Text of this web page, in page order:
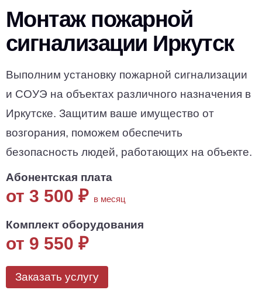
Монтаж пожарной
сигнализации Иркутск
Выполним установку пожарной сигнализации
и СОУЭ на объектах различного назначения в
Иркутске. Защитим ваше имущество от
возгорания, поможем обеспечить
безопасность людей, работающих на объекте.
Абонентская плата
от 3 500 ₽ в месяц
Комплект оборудования
от 9 550 ₽
Заказать услугу